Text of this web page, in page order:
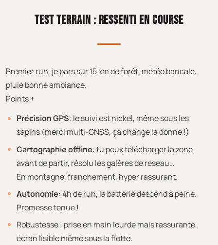
TEST TERRAIN : RESSENTI EN COURSE
Premier run, je pars sur 15 km de forêt, météo bancale,
pluie bonne ambiance.
Points +
Précision GPS: le suivi est nickel, même sous les
sapins (merci multi-GNSS, ça change la donne !)
Cartographie offline: tu peux télécharger la zone
avant de partir, résolu les galères de réseau…
En montagne, franchement, hyper rassurant.
Autonomie: 4h de run, la batterie descend à peine.
Promesse tenue !
Robustesse : prise en main lourde mais rassurante,
écran lisible même sous la flotte.